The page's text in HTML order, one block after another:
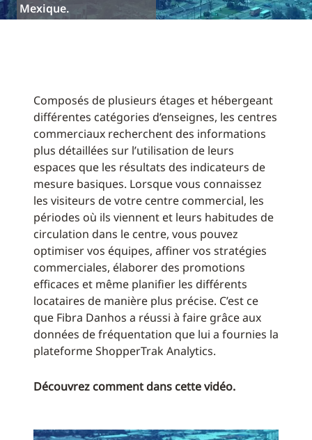
Mexique.
Composés de plusieurs étages et hébergeant
différentes catégories d’enseignes, les centres
commerciaux recherchent des informations
plus détaillées sur l’utilisation de leurs
espaces que les résultats des indicateurs de
mesure basiques. Lorsque vous connaissez
les visiteurs de votre centre commercial, les
périodes où ils viennent et leurs habitudes de
circulation dans le centre, vous pouvez
optimiser vos équipes, affiner vos stratégies
commerciales, élaborer des promotions
efficaces et même planifier les différents
locataires de manière plus précise. C’est ce
que Fibra Danhos a réussi à faire grâce aux
données de fréquentation que lui a fournies la
plateforme ShopperTrak Analytics.
Découvrez comment dans cette vidéo.